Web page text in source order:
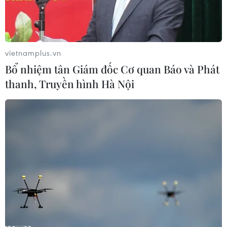
Ngày 17/8, Công an xã Trà Linh, thành phố Đà
Nẵng cho biết, nhận được tin trình báo của các
hộ dân trồng sâm Ngọc Linh tại thôn 2, xã Trà
vietnamplus.vn
Bổ nhiệm tân Giám đốc Cơ quan Báo và Phát
thanh, Truyền hình Hà Nội